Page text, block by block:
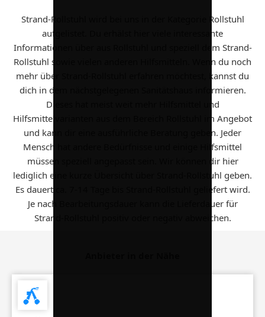
Strand-Rollstuhl wird bei uns in der Kategorie Rollstuhl
aufgelistet. Du erhälst hier viele interessante
Informationen über aus Rollstuhl und speziell dem Strand-
Rollstuhl sowie vielen anderen Hilfsmitteln. Wenn du noch
mehr über Strand-Rollstuhl erfahren möchtest, kannst du
dich in dem nächstgelegenen Sanitätshaus informieren.
Dieses hat meist weit mehr Hilfsmittel und
Hilfsmittelvarianten aus dem Bereich Rollstuhl im Angebot
und kann dir eine ausführliche Beratung geben. Jeder
Mensch hat andere Bedürfnisse und einige Hilfsmittel
müssen speziell angepasst sein. Wir können dir hier
lediglich eine kurze Übersicht über Strand-Rollstuhl geben.
Es dauert ca. 7-14 Tage bis Strand-Rollstuhl geliefert wird.
Je nach Bearbeitungsdauer kann die Lieferdauer für
Strand-Rollstuhl positiv oder negativ abweichen.